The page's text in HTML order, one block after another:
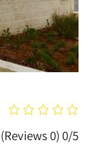
0/5
(0 Reviews)